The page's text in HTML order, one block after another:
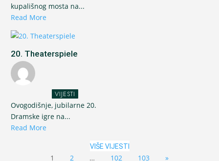
kupališnog mosta na...
Read More
20. Theaterspiele
VIJESTI
Ovogodišnje, jubilarne 20.
Dramske igre na...
Read More
VIŠE VIJESTI
1 2 … 102 103 »